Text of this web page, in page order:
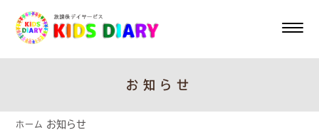
お知らせ
ホーム お知らせ